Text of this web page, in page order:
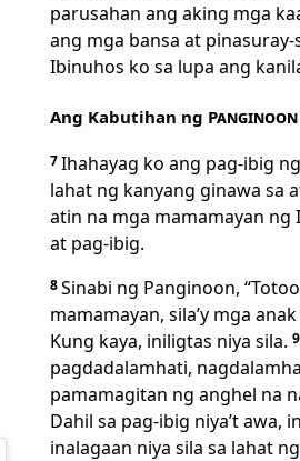
parusahan ang aking mga
ang mga bansa at
Ibinuhos ko sa lupa ang
Ang Kabutihan ng Panginoon
7Ihahayag ko ang pag-ibig ng
lahat ng kanyang ginawa sa
atin na mga mamamayan ng
at pag-ibig.
8Sinabi ng Panginoon,
mamamayan, silaʼy mga
Kung kaya, iniligtas niya sila. 9
pagdadalamhati,
pamamagitan ng anghel na
Dahil sa pag-ibig niyaʼt awa,
inalagaan niya sila sa lahat